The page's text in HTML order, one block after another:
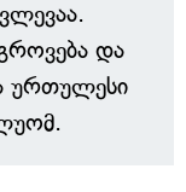
და
ურთულესი